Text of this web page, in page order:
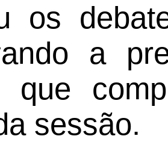
os
a
que
sessão.